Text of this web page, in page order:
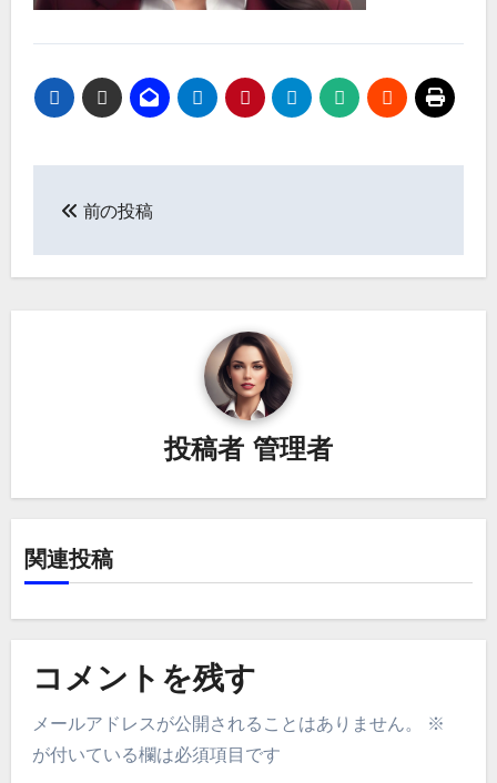
ナ
ョ
ン
前の投稿
投稿者 管理者
関連投稿
コメントを残す
メールアドレスが公開されることはありません。
※
が付いている欄は必須項目です